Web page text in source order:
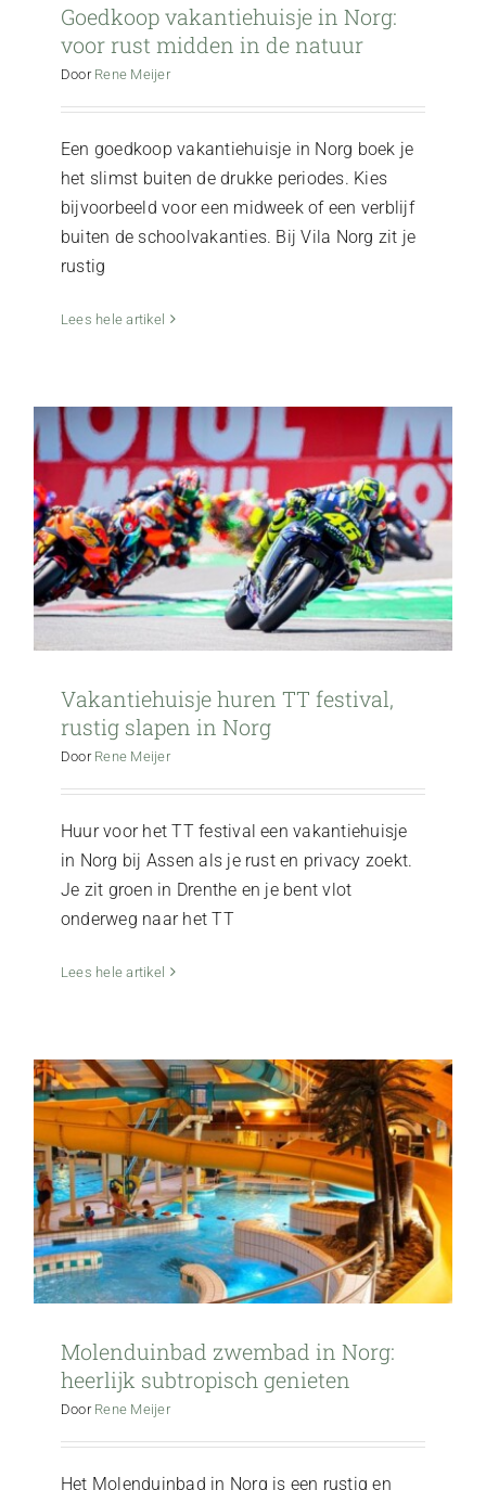
Goedkoop vakantiehuisje in Norg:
voor rust midden in de natuur
Door Rene Meijer
Een goedkoop vakantiehuisje in Norg boek je
het slimst buiten de drukke periodes. Kies
bijvoorbeeld voor een midweek of een verblijf
buiten de schoolvakanties. Bij Vila Norg zit je
rustig
Lees hele artikel
Vakantiehuisje huren TT festival,
rustig slapen in Norg
Door Rene Meijer
Huur voor het TT festival een vakantiehuisje
in Norg bij Assen als je rust en privacy zoekt.
Je zit groen in Drenthe en je bent vlot
onderweg naar het TT
Lees hele artikel
Molenduinbad zwembad in Norg:
heerlijk subtropisch genieten
Door Rene Meijer
Het Molenduinbad in Norg is een rustig en